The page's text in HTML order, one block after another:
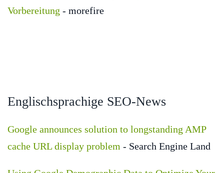
Vorbereitung - morefire
Englischsprachige SEO-News
Google announces solution to longstanding AMP
cache URL display problem - Search Engine Land